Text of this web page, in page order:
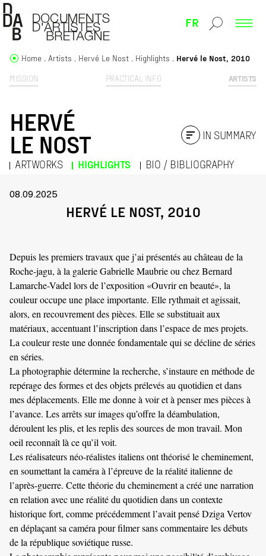
FR
MISSION PRACTICAL INFO ARTISTS
Home Artists Hervé Le Nost Highlights Hervé le Nost, 2010
HERVÉ
LE NOST
ARTWORKS HIGHLIGHTS BIO / BIBLIOGRAPHY
IN SUMMARY
08.09.2025
HERVÉ LE NOST, 2010
Depuis les premiers travaux que j’ai présentés au château de la
Roche-jagu, à la galerie Gabrielle Maubrie ou chez Bernard
Lamarche-Vadel lors de l’exposition «Ouvrir en beauté», la
couleur occupe une place importante. Elle rythmait et agissait,
alors, en recouvrement des pièces. Elle se substituait aux
matériaux, accentuant l’inscription dans l’espace de mes projets.
La couleur reste une donnée fondamentale qui se décline de séries
en séries.
La photographie détermine la recherche, s’instaure en méthode de
repérage des formes et des objets prélevés au quotidien et dans
mes déplacements. Elle me donne à voir et à penser mes pièces à
l’avance. Les arrêts sur images qu’offre la déambulation,
déroulent les plis, et les replis des sources de mon travail. Mon
oeil reconnaît là ce qu’il voit.
Les réalisateurs néo-réalistes italiens ont théorisé le cheminement,
en soumettant la caméra à l’épreuve de la réalité italienne de
l’après-guerre. Cette théorie du cheminement a créé une narration
en relation avec une réalité du quotidien dans un contexte
historique fort, comme précédemment l’avait pensé Dziga Vertov
en déplaçant sa caméra pour filmer sans commentaire les débuts
de la république soviétique russe.